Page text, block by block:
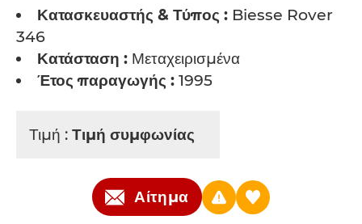
Κατασκευαστής & Τύπος : Biesse Rover
346
Κατάσταση : Μεταχειρισμένα
Έτος παραγωγής : 1995
Τιμή : Τιμή συμφωνίας
Αίτημα